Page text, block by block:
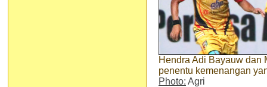
Hendra Adi Bayauw dan
penentu kemenangan
Photo: Agri